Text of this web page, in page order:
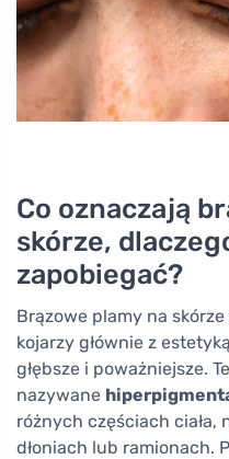
Co oznaczają
skórze,
zapobiegać?
Brązowe plamy na
kojarzy głównie z
głębsze i poważniejsze.
nazywane
różnych częściach ciała,
dłoniach lub ramionach.